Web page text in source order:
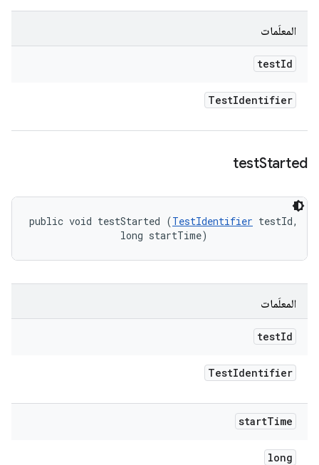
المعلَمات
testId
TestIdentifier
testStarted
public void testStarted (TestIdentifier testId,
                long startTime)
المعلَمات
testId
TestIdentifier
startTime
long